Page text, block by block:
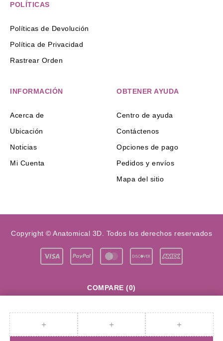
POLÍTICAS
Políticas de Devolución
Política de Privacidad
Rastrear Orden
INFORMACIÓN
Acerca de
Ubicación
Noticias
Mi Cuenta
OBTENER AYUDA
Centro de ayuda
Contáctenos
Opciones de pago
Pedidos y envíos
Mapa del sitio
Copyright © Anatomical 3D. Todos los derechos reservados
COMPARE (0)